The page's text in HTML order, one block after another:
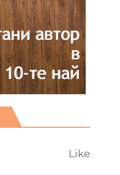
Like